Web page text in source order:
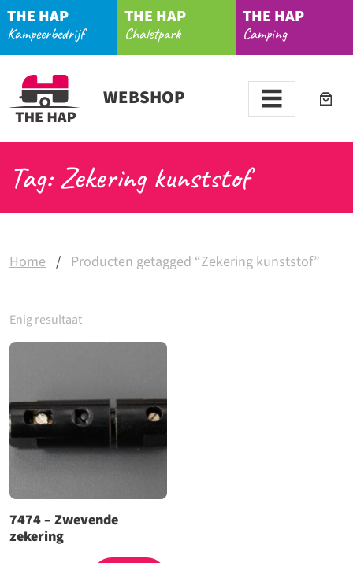
THE HAP
Kampeerbedrijf
THE HAP
Chaletpark
THE HAP
Camping
WEBSHOP
Tag: Zekering kunststof
Home / Producten getagged “Zekering kunststof”
Enig resultaat
7474 – Zwevende
zekering